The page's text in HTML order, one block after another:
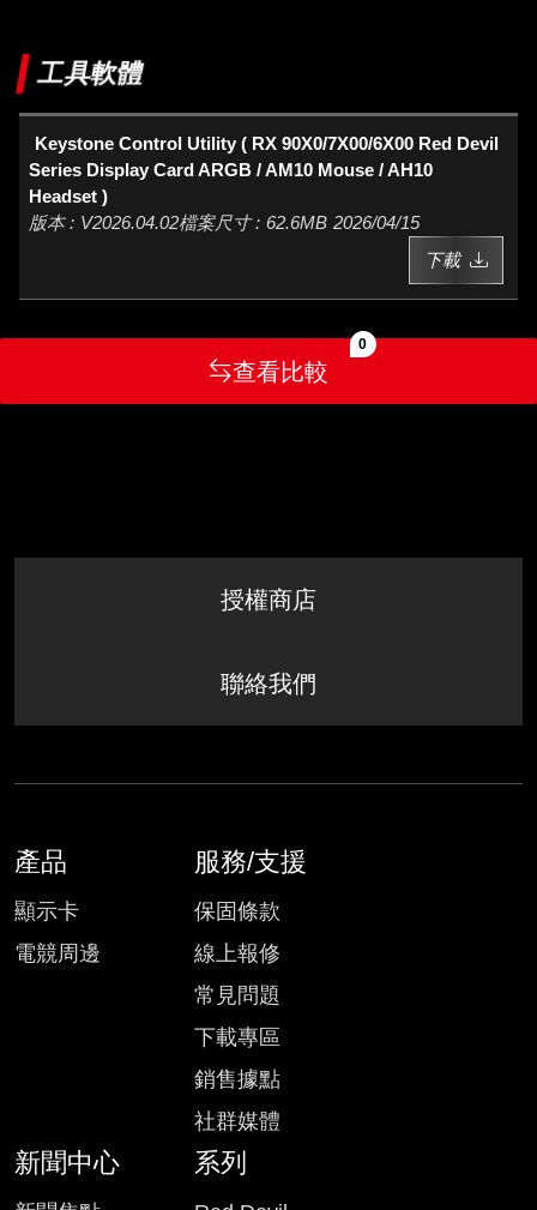
工具軟體
Keystone Control Utility ( RX 90X0/7X00/6X00 Red Devil
Series Display Card ARGB / AM10 Mouse / AH10
Headset )
V2026.04.02
62.6MB 2026/04/15
下載
查看比較
0
授權商店
聯絡我們
產品
顯示卡
電競周邊
服務/支援
保固條款
線上報修
常見問題
下載專區
銷售據點
社群媒體
新聞中心 系列